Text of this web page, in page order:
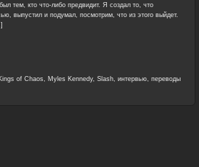
тем, кто что-либо предвидит. Я создал то, что
выпустил и подумал, посмотрим, что из этого выйдет.
of Chaos, Myles Kennedy, Slash, интервью, переводы